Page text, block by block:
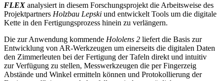
FLEX analysiert in diesem Forschungsprojekt die Arbeitsweise des
Projektpartners Holzbau Lepski und entwickelt Tools um die digitale
Kette in den Fertigungsprozess hinein zu verlängern.
Die zur Anwendung kommende Hololens 2 liefert die Basis zur
Entwicklung von AR-Werkzeugen um einerseits die digitalen Daten
den Zimmerleuten bei der Fertigung der Tafeln direkt und intuitiv
zur Verfügung zu stellen, Messwerkzeugen die per Fingerzeig
Abstände und Winkel ermitteln können und Protokollierung der